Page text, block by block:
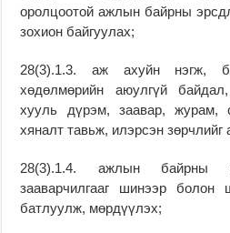
оролцоотой ажлын байрны
зохион байгуулах;
28(3).1.3. аж ахуйн нэгж,
хөдөлмөрийн аюулгүй
хууль дүрэм, заавар, журам,
хяналт тавьж, илэрсэн зөрчлийг
28(3).1.4. ажлын байрны
зааварчилгааг шинээр болон
батлуулж, мөрдүүлэх;